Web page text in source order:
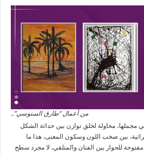
من أعمال “طارق السنوسي”..
مجملها، محاولة لخلق توازن بين حداثة الشكل
بين صخب اللون وسكون المعنى، هذا ما
للحوار بين الفنان والمتلقي، لا مجرد سطح